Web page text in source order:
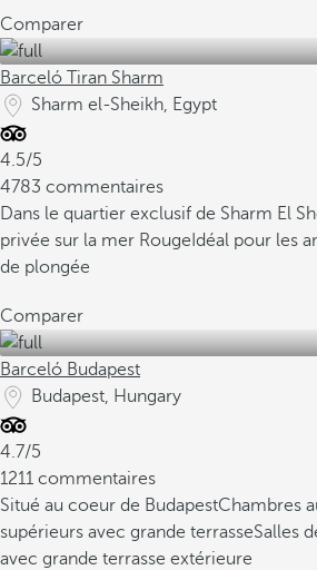
Comparer
Barceló Tiran Sharm
Sharm el-Sheikh, Egypt
4.5/5
4783 commentaires
Dans le quartier exclusif de Sharm El
privée sur la mer Rouge Idéal pour les
de plongée
Comparer
Barceló Budapest
Budapest, Hungary
4.7/5
1211 commentaires
Situé au coeur de BudapestChambres
supérieurs avec grande terrasseSalles
avec grande terrasse extérieure